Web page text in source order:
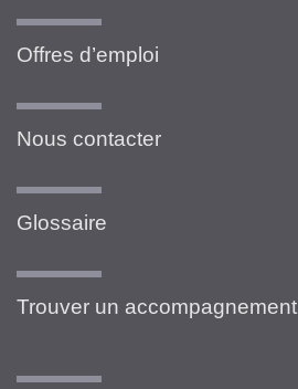
Offres d’emploi
Nous contacter
Glossaire
Trouver un accompagnement